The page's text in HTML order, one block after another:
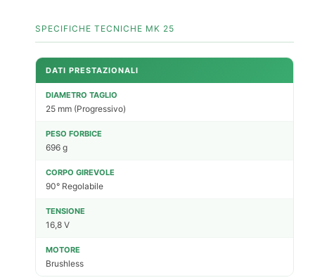
SPECIFICHE TECNICHE MK 25
DATI PRESTAZIONALI
DIAMETRO TAGLIO
25 mm (Progressivo)
PESO FORBICE
696 g
CORPO GIREVOLE
90° Regolabile
TENSIONE
16,8 V
MOTORE
Brushless